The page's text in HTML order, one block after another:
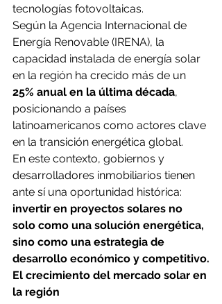
tecnologías fotovoltaicas.
Según la Agencia Internacional de
Energía Renovable (IRENA), la
capacidad instalada de energía solar
en la región ha crecido más de un
25% anual en la última década,
posicionando a países
latinoamericanos como actores clave
en la transición energética global.
En este contexto, gobiernos y
desarrolladores inmobiliarios tienen
ante sí una oportunidad histórica:
invertir en proyectos solares no
solo como una solución energética,
sino como una estrategia de
desarrollo económico y competitivo.
El crecimiento del mercado solar en
la región